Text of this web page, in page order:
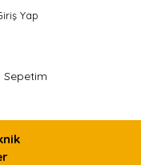
Yap
Sepetim